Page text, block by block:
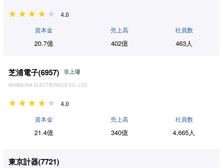
4.0
資本金
20.7億
売上高
402億
社員数
463人
芝浦電子(6957) 非上場
SHIBAURA ELECTRONICS CO.,LTD.
4.0
資本金
21.4億
売上高
340億
社員数
4,665人
東京計器(7721)